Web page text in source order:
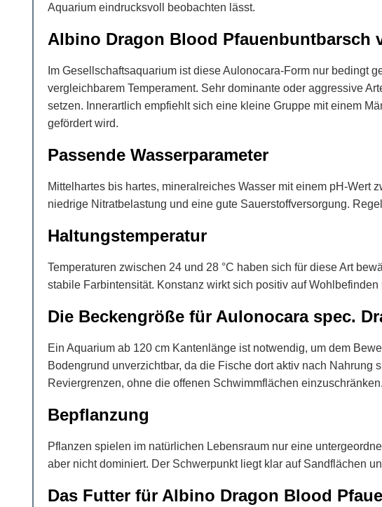
Aquarium eindrucksvoll beobachten lässt.
Albino Dragon Blood Pfauenbuntbarsch
Im Gesellschaftsaquarium ist diese Aulonocara-Form nur bedingt
vergleichbarem Temperament. Sehr dominante oder aggressive
setzen. Innerartlich empfiehlt sich eine kleine Gruppe mit einem
gefördert wird.
Passende Wasserparameter
Mittelhartes bis hartes, mineralreiches Wasser mit einem pH-
niedrige Nitratbelastung und eine gute Sauerstoffversorgung.
Haltungstemperatur
Temperaturen zwischen 24 und 28 °C haben sich für diese Art
stabile Farbintensität. Konstanz wirkt sich positiv auf
Die Beckengröße für Aulonocara spec.
Ein Aquarium ab 120 cm Kantenlänge ist notwendig, um dem
Bodengrund unverzichtbar, da die Fische dort aktiv nach
Reviergrenzen, ohne die offenen Schwimmflächen einzuschränken.
Bepflanzung
Pflanzen spielen im natürlichen Lebensraum nur eine
aber nicht dominiert. Der Schwerpunkt liegt klar auf Sandflächen
Das Futter für Albino Dragon Blood